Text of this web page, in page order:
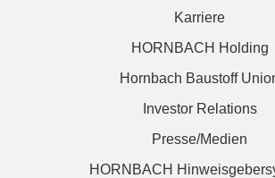
Karriere
HORNBACH Holding
Hornbach Baustoff
Investor Relations
Presse/Medien
HORNBACH